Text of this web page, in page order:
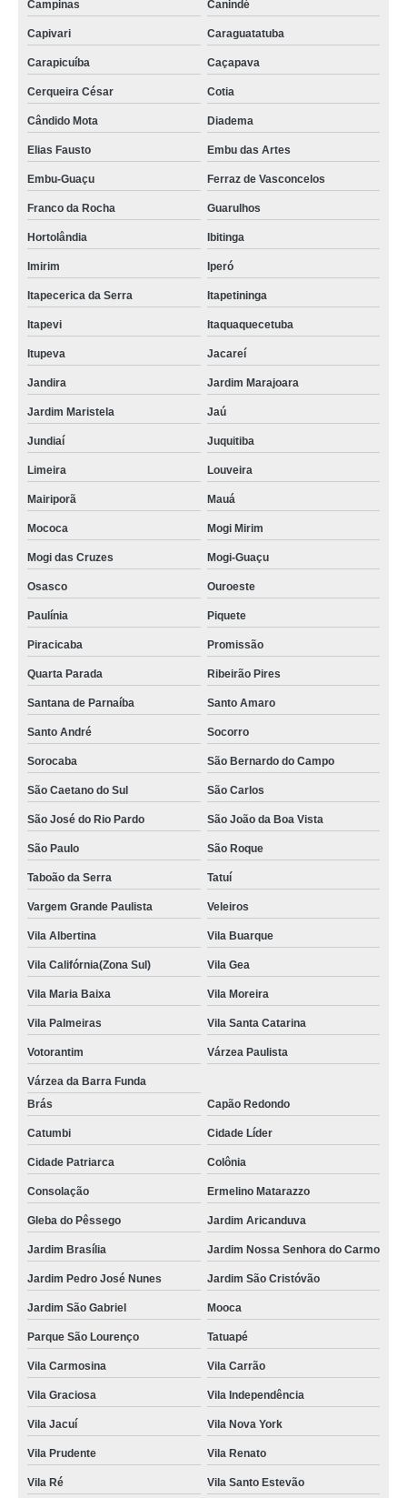
Campinas Canindé
Capivari Caraguatatuba
Carapicuíba Caçapava
Cerqueira César Cotia
Cândido Mota Diadema
Elias Fausto Embu das Artes
Embu-Guaçu Ferraz de Vasconcelos
Franco da Rocha Guarulhos
Hortolândia Ibitinga
Imirim Iperó
Itapecerica da Serra Itapetininga
Itapevi Itaquaquecetuba
Itupeva Jacareí
Jandira Jardim Marajoara
Jardim Maristela Jaú
Jundiaí Juquitiba
Limeira Louveira
Mairiporã Mauá
Mococa Mogi Mirim
Mogi das Cruzes Mogi-Guaçu
Osasco Ouroeste
Paulínia Piquete
Piracicaba Promissão
Quarta Parada Ribeirão Pires
Santana de Parnaíba Santo Amaro
Santo André Socorro
Sorocaba São Bernardo do Campo
São Caetano do Sul São Carlos
São José do Rio Pardo São João da Boa Vista
São Paulo São Roque
Taboão da Serra Tatuí
Vargem Grande Paulista Veleiros
Vila Albertina Vila Buarque
Vila Califórnia(Zona Sul) Vila Gea
Vila Maria Baixa Vila Moreira
Vila Palmeiras Vila Santa Catarina
Votorantim Várzea Paulista
Várzea da Barra Funda
Brás
Capão Redondo
Catumbi Cidade Líder
Cidade Patriarca Colônia
Consolação Ermelino Matarazzo
Gleba do Pêssego Jardim Aricanduva
Jardim Brasília Jardim Nossa Senhora do Carmo
Jardim Pedro José Nunes Jardim São Cristóvão
Jardim São Gabriel Mooca
Parque São Lourenço Tatuapé
Vila Carmosina Vila Carrão
Vila Graciosa Vila Independência
Vila Jacuí Vila Nova York
Vila Prudente Vila Renato
Vila Ré
Vila Santo Estevão